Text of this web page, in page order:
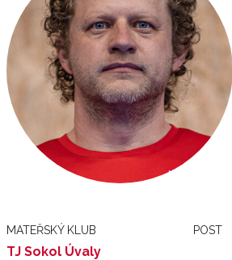
MATEŘSKÝ KLUB
TJ Sokol Úvaly
POST